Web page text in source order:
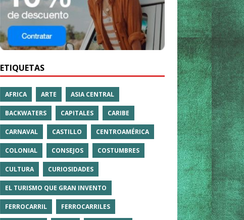
ETIQUETAS
AFRICA ARTE ASIA CENTRAL
BACKWATERS CAPITALES CARIBE
CARNAVAL CASTILLO CENTROAMÉRICA
COLONIAL CONSEJOS COSTUMBRES
CULTURA CURIOSIDADES
EL TURISMO QUE GRAN INVENTO
FERROCARRIL FERROCARRILES